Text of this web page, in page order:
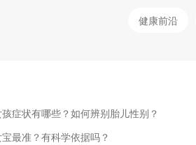
健康前沿
症状有哪些？如何辨别胎儿性别？
最准？有科学依据吗？